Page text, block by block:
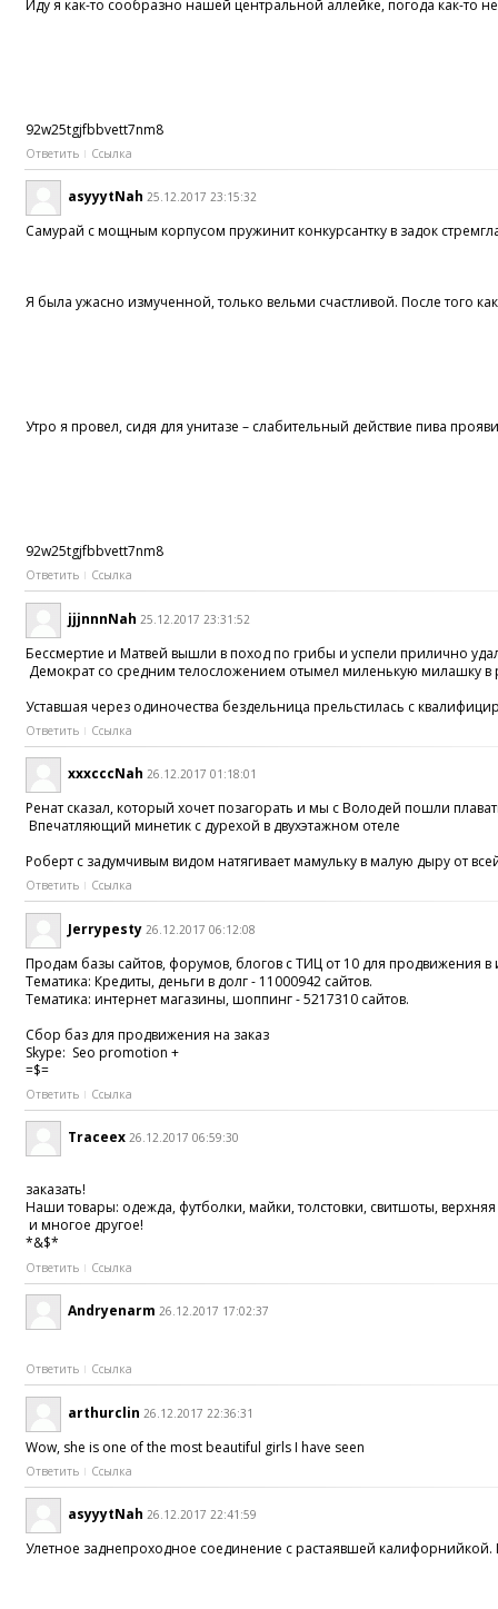
Иду я как-то сообразно нашей центральной аллейке, погода как-то
92w25tgjfbbvett7nm8
Ответить Ссылка
asyyytNah 25.12.2017 23:15:32
Самурай с мощным корпусом пружинит конкурсантку в задок
Я была ужасно измученной, только вельми счастливой. После того
Утро я провел, сидя для унитазе – слабительный действие пива
92w25tgjfbbvett7nm8
Ответить Ссылка
jjjnnnNah 25.12.2017 23:31:52
Бессмертие и Матвей вышли в поход по грибы и успели прилично
Демократ со средним телосложением отымел миленькую милашку в
Уставшая через одиночества бездельница прельстилась c
Ответить Ссылка
xxxcccNah 26.12.2017 01:18:01
Ренат сказал, который хочет позагорать и мы с Володей пошли
Впечатляющий минетик с дурехой в двухэтажном отеле
Роберт с задумчивым видом натягивает мамульку в малую дыру от
Ответить Ссылка
Jerrypesty 26.12.2017 06:12:08
Продам базы сайтов, форумов, блогов с ТИЦ от 10 для продвижения в
Тематика: Кредиты, деньги в долг - 11000942 сайтов.
Тематика: интернет магазины, шоппинг - 5217310 сайтов.
Сбор баз для продвижения на заказ
Skype: Seo promotion +
=$=
Ответить Ссылка
Traceex 26.12.2017 06:59:30
заказать!
Наши товары: одежда, футболки, майки, толстовки, свитшоты,
и многое другое!
*&$*
Ответить Ссылка
Andryenarm 26.12.2017 17:02:37
Ответить Ссылка
arthurclin 26.12.2017 22:36:31
Wow, she is one of the most beautiful girls I have seen
Ответить Ссылка
asyyytNah 26.12.2017 22:41:59
Улетное заднепроходное соединение c растаявшей